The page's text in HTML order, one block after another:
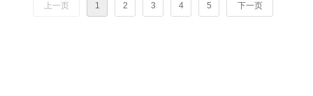
上一页 1 2 3 4 5 下一页